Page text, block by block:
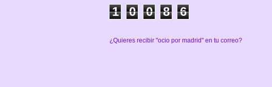
1 0 0 8 6
¿Quieres recibir "ocio por madrid" en tu correo?